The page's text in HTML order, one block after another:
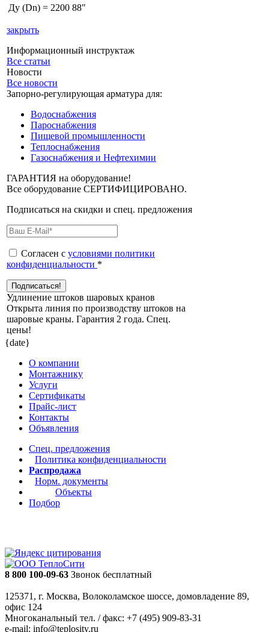
Ду (Dn) = 2200 88"
закрыть
Информационный инструктаж
Все статьи
Новости
Все новости
Запорно-регулирующая арматура для:
Водоснабжения
Пароснабжения
Пищевой промышленности
Теплоснабжения
Газоснабжения и Нефтехимии
ГАРАНТИЯ на оборудование!
Все оборудование СЕРТИФИЦИРОВАНО.
Подписаться на скидки и спец. предложения
Согласен с условиями политики
конфиденциальности *
Удлинение штоков шаровых кранов
Открыта линия по производству штоков на
шаровые краны. Гарантия 2 года. Cпец.
цены!
{date}
О компании
Монтажнику
Услуги
Сертификаты
Прайс-лист
Контакты
Объявления
Спец. предложения
Политика конфиденциальности
Распродажа
Норм. документы
Объекты
Подбор
8 800 100-09-63 Звонок бесплатный
125371, г. Москва, Волоколамское шоссе, домовладение 89,
офис 124
Многоканальный тел. / факс: +7 (495) 909-83-31
e-mail: info@teplosity.ru